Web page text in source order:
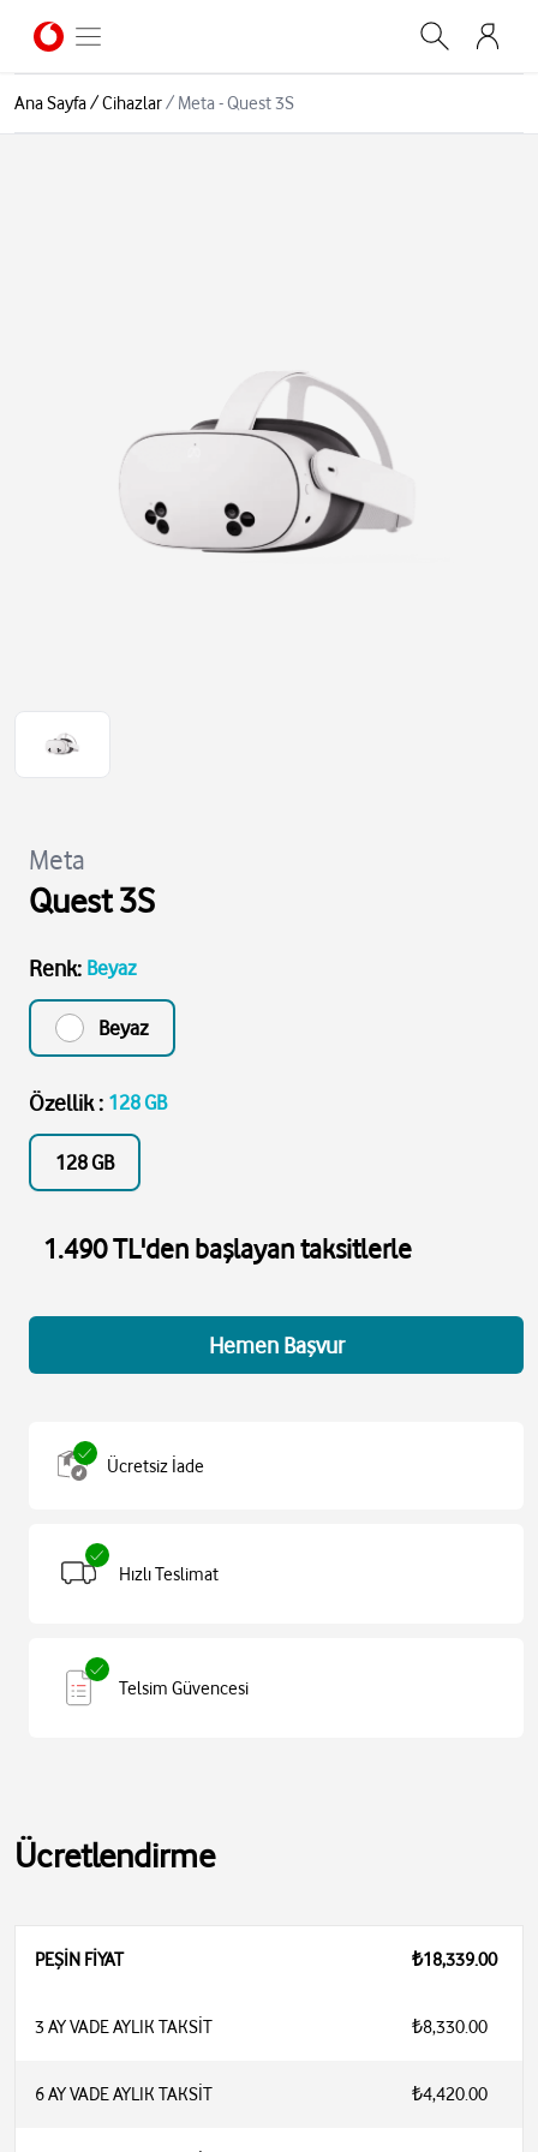
Ana Sayfa/Cihazlar/ Meta - Quest 3S
Meta
Quest 3S
Renk: Beyaz
Beyaz
Özellik: 128 GB
128 GB
1.490 TL'den başlayan taksitlerle
Hemen Başvur
Ücretsiz İade
Hızlı Teslimat
Telsim Güvencesi
Ücretlendirme
PEŞİN FİYAT ₺18,339.00
3 AY VADE AYLIK TAKSİT ₺8,330.00
6 AY VADE AYLIK TAKSİT ₺4,420.00